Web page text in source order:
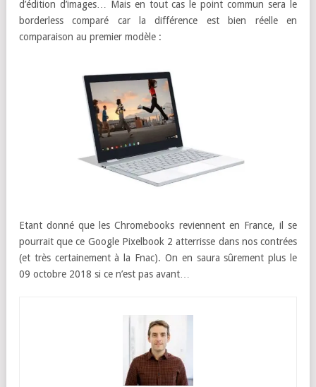
d’édition d’images… Mais en tout cas le point commun sera le
borderless comparé car la différence est bien réelle en
comparaison au premier modèle :
Etant donné que les Chromebooks reviennent en France, il se
pourrait que ce Google Pixelbook 2 atterrisse dans nos contrées
(et très certainement à la Fnac). On en saura sûrement plus le
09 octobre 2018 si ce n’est pas avant…